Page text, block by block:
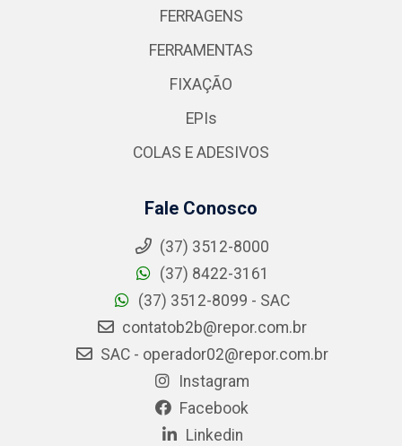
FERRAGENS
FERRAMENTAS
FIXAÇÃO
EPIs
COLAS E ADESIVOS
Fale Conosco
(37) 3512-8000
(37) 8422-3161
(37) 3512-8099 - SAC
contatob2b@repor.com.br
SAC - operador02@repor.com.br
Instagram
Facebook
Linkedin